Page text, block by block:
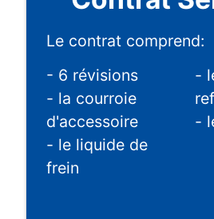
Le contrat comprend:
- 6 révisions
- la courroie
d'accessoire
- le liquide de
frein
-
-